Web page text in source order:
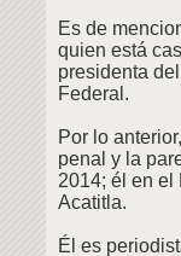
Es de
quien está
presidenta
Federal.
Por lo
penal y la
2014; él en el
Acatitla.
Él es